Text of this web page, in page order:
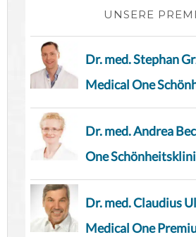
UNSERE
Dr. med. Stephan
Medical One
Dr. med. Andrea
One
Dr. med. Claudius
Medical One